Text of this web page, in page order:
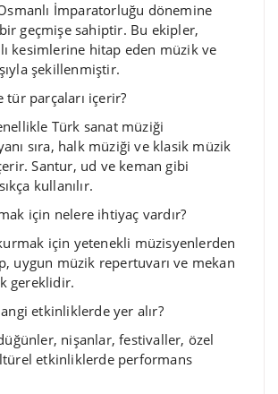
İmparatorluğu dönemine
geçmişe sahiptir. Bu ekipler,
kesimlerine hitap eden müzik ve
şekillenmiştir.
tür parçaları içerir?
Türk sanat müziği
sıra, halk müziği ve klasik müzik
Santur, ud ve keman gibi
kullanılır.
için nelere ihtiyaç vardır?
için yetenekli müzisyenlerden
uygun müzik repertuvarı ve mekan
gereklidir.
etkinliklerde yer alır?
nişanlar, festivaller, özel
etkinliklerde performans